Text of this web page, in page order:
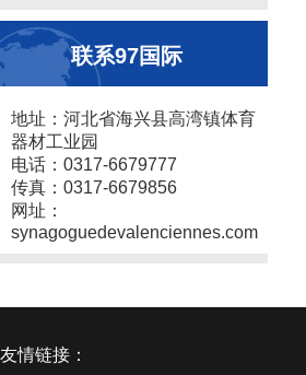
联系97国际
地址：河北省海兴县高湾镇体育
器材工业园
电话：0317-6679777
传真：0317-6679856
网址：
synagoguedevalenciennes.com
友情链接：